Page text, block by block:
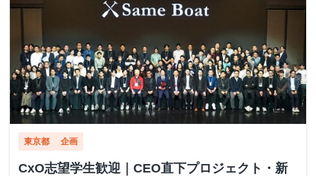
東京都 企画
CxO志望学生歓迎｜CEO直下プロジェクト・新